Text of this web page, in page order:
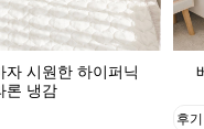
시원한 하이퍼닉
론 냉감
후